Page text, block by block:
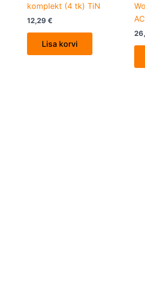
komplekt (4 tk) TiN
12,29€
Lisa korvi